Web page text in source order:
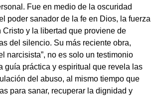
Fue en medio de la oscuridad
poder sanador de la fe en Dios, la fuerza
Cristo y la libertad que proviene de
del silencio. Su más reciente obra,
narcisista”, no es solo un testimonio
guía práctica y espiritual que revela las
del abuso, al mismo tiempo que
para sanar, recuperar la dignidad y